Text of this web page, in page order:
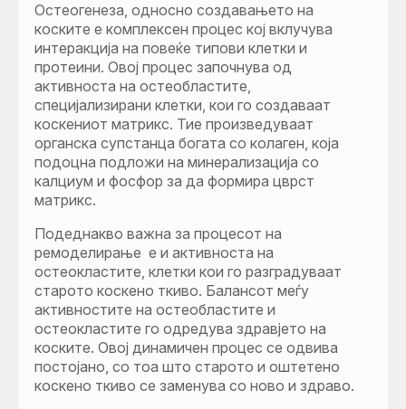
Остеогенеза, односно создавањето на
коските е комплексен процес кој вклучува
интеракција на повеќе типови клетки и
протеини. Овој процес започнува од
активноста на остеобластите,
специјализирани клетки, кои го создаваат
коскениот матрикс. Тие произведуваат
органска супстанца богата со колаген, која
подоцна подложи на минерализација со
калциум и фосфор за да формира цврст
матрикс.
Подеднакво важна за процесот на
ремоделирање е и активноста на
остеокластите, клетки кои го разградуваат
старото коскено ткиво. Балансот меѓу
активностите на остеобластите и
остеокластите го одредува здравјето на
коските. Овој динамичен процес се одвива
постојано, со тоа што старото и оштетено
коскено ткиво се заменува со ново и здраво.